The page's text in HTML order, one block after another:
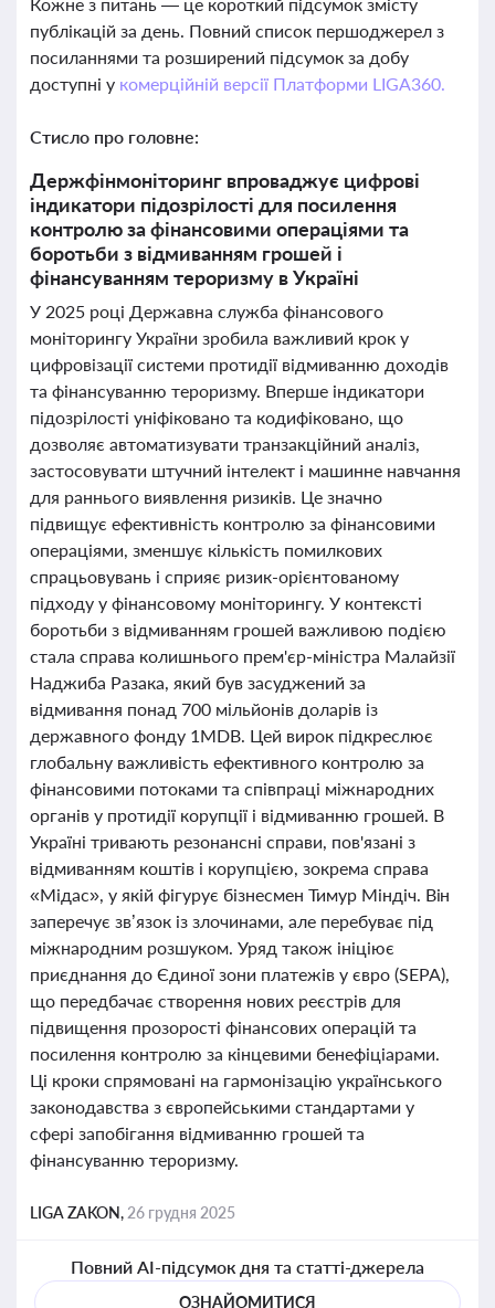
публікацій за день. Повний список першоджерел з
посиланнями та розширений підсумок за добу
доступні у комерційній версії Платформи LIGA360.
Стисло про головне:
Держфінмоніторинг впроваджує цифрові
індикатори підозрілості для посилення
контролю за фінансовими операціями та
боротьби з відмиванням грошей і
фінансуванням тероризму в Україні
У 2025 році Державна служба фінансового
моніторингу України зробила важливий крок у
цифровізації системи протидії відмиванню доходів
та фінансуванню тероризму. Вперше індикатори
підозрілості уніфіковано та кодифіковано, що
дозволяє автоматизувати транзакційний аналіз,
застосовувати штучний інтелект і машинне навчання
для раннього виявлення ризиків. Це значно
підвищує ефективність контролю за фінансовими
операціями, зменшує кількість помилкових
спрацьовувань і сприяє ризик-орієнтованому
підходу у фінансовому моніторингу. У контексті
боротьби з відмиванням грошей важливою подією
стала справа колишнього прем'єр-міністра Малайзії
Наджиба Разака, який був засуджений за
відмивання понад 700 мільйонів доларів із
державного фонду 1MDB. Цей вирок підкреслює
глобальну важливість ефективного контролю за
фінансовими потоками та співпраці міжнародних
органів у протидії корупції і відмиванню грошей. В
Україні тривають резонансні справи, пов'язані з
відмиванням коштів і корупцією, зокрема справа
«Мідас», у якій фігурує бізнесмен Тимур Міндіч. Він
заперечує зв’язок із злочинами, але перебуває під
міжнародним розшуком. Уряд також ініціює
приєднання до Єдиної зони платежів у євро (SEPA),
що передбачає створення нових реєстрів для
підвищення прозорості фінансових операцій та
посилення контролю за кінцевими бенефіціарами.
Ці кроки спрямовані на гармонізацію українського
законодавства з європейськими стандартами у
сфері запобігання відмиванню грошей та
фінансуванню тероризму.
LIGA ZAKON, 26 грудня 2025
Повний AI-підсумок дня та статті-джерела
ОЗНАЙОМИТИСЯ